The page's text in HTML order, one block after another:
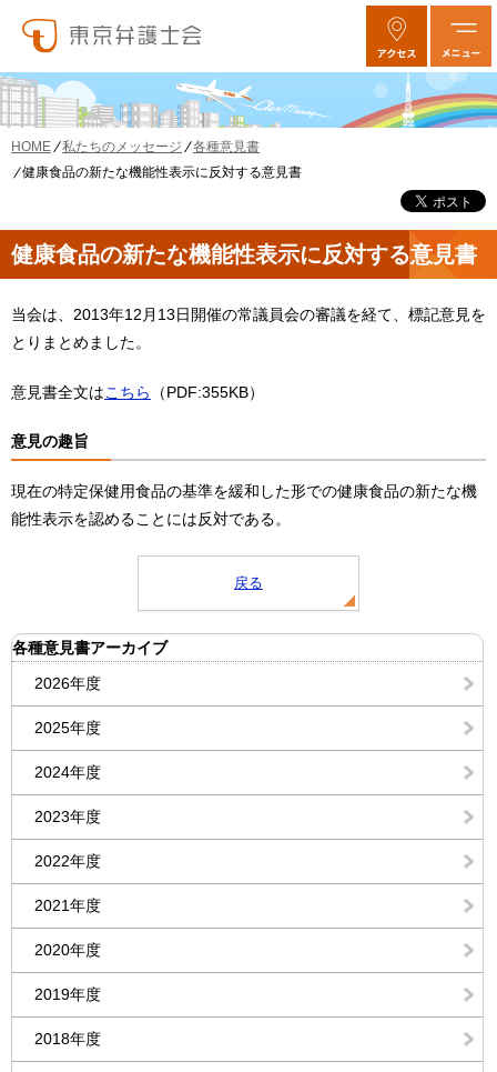
HOME 私たちのメッセージ
各種意見書
健康食品の新たな機能性表示に反対する意見書
健康食品の新たな機能性表示に反対する意見書
当会は、2013年12月13日開催の常議員会の審議を経て、標記意見を
とりまとめました。
意見書全文はこちら （PDF:355KB）
意見の趣旨
現在の特定保健用食品の基準を緩和した形での健康食品の新たな機
能性表示を認めることには反対である。
戻る
各種意見書アーカイブ
2026年度
2025年度
2024年度
2023年度
2022年度
2021年度
2020年度
2019年度
2018年度